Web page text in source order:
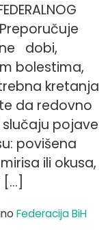
dobi,
bolestima,
kretanja
da redovno
pojave
povišena
ili okusa,
Federacija BiH